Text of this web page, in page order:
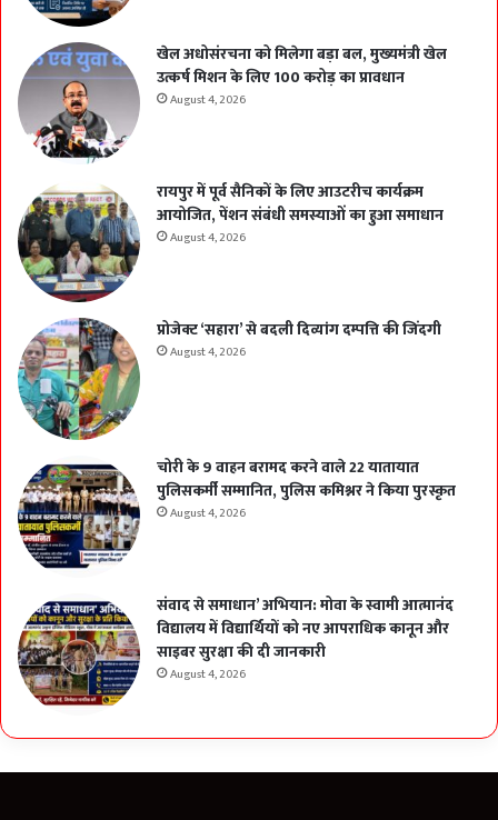
खेल अधोसंरचना को मिलेगा बड़ा बल, मुख्यमंत्री खेल
उत्कर्ष मिशन के लिए 100 करोड़ का प्रावधान
August 4, 2026
रायपुर में पूर्व सैनिकों के लिए आउटरीच कार्यक्रम
आयोजित, पेंशन संबंधी समस्याओं का हुआ समाधान
August 4, 2026
प्रोजेक्ट ‘सहारा’ से बदली दिव्यांग दम्पत्ति की जिंदगी
August 4, 2026
चोरी के 9 वाहन बरामद करने वाले 22 यातायात
पुलिसकर्मी सम्मानित, पुलिस कमिश्नर ने किया पुरस्कृत
August 4, 2026
संवाद से समाधान’ अभियान: मोवा के स्वामी आत्मानंद
विद्यालय में विद्यार्थियों को नए आपराधिक कानून और
साइबर सुरक्षा की दी जानकारी
August 4, 2026